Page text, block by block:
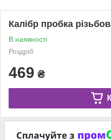
Калібр пробка
В наявності
Роздріб
469 ₴